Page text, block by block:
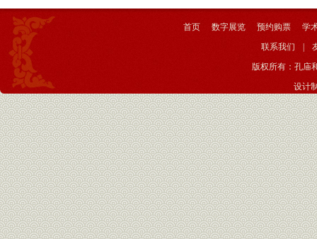
首页 数字展览 预约购票
学
联系我们
版权所有：孔庙
设计